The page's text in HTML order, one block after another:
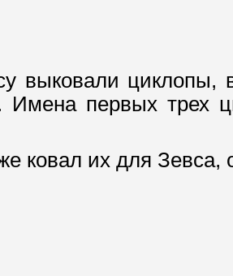
выковали циклопы,
Имена первых трех
ковал их для